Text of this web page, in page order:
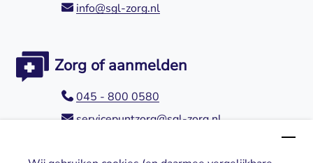
info@sgl-zorg.nl
Zorg of aanmelden
045 - 800 0580
servicepuntzorg@sgl-zorg.nl